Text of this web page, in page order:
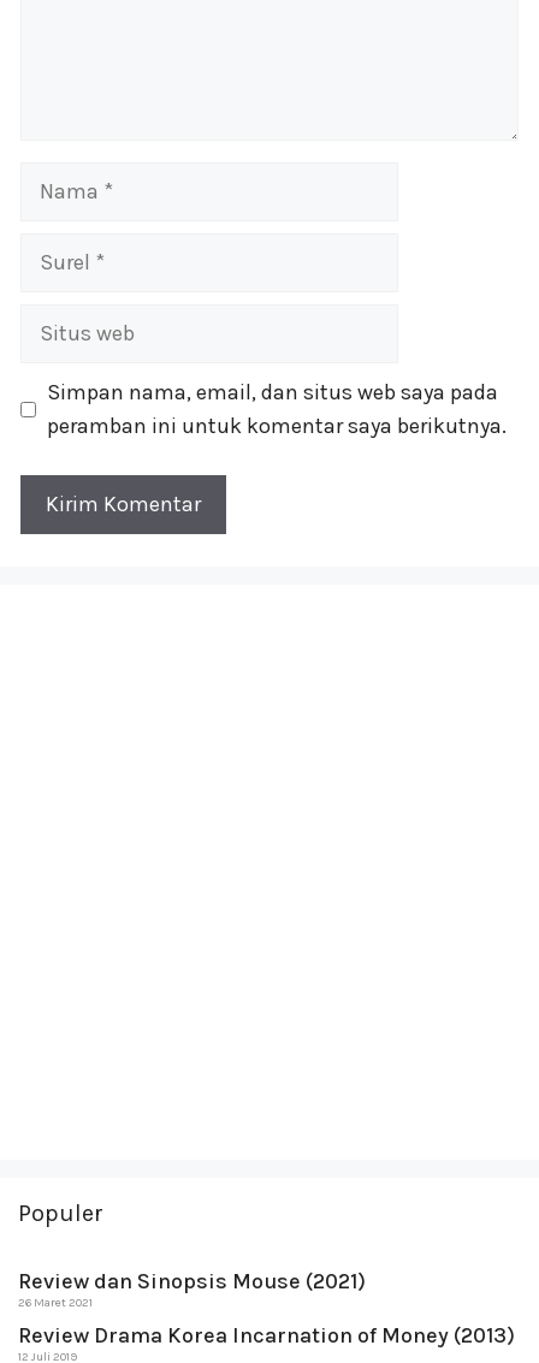
Nama
Surel
Situs
Simpan nama, email, dan situs web saya pada
peramban ini untuk komentar saya berikutnya.
Populer
Review dan Sinopsis Mouse (2021)
26 Maret 2021
Review Drama Korea Incarnation of Money (2013)
12 Juli 2019